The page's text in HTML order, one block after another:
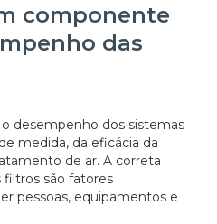
componente
das
desempenho dos sistemas
medida, da eficácia da
de ar. A correta
são fatores
pessoas, equipamentos e